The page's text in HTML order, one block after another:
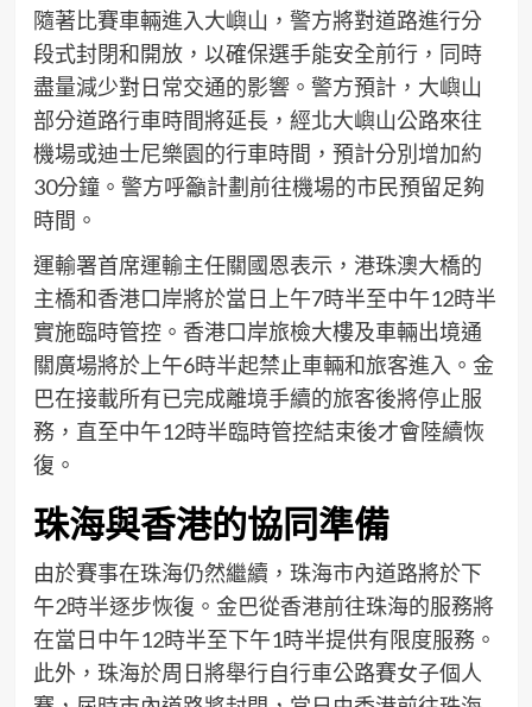
隨著比賽車輛進入大嶼山，警方將對道路進行分
段式封閉和開放，以確保選手能安全前行，同時
盡量減少對日常交通的影響。警方預計，大嶼山
部分道路行車時間將延長，經北大嶼山公路來往
機場或迪士尼樂園的行車時間，預計分別增加約
30分鐘。警方呼籲計劃前往機場的市民預留足夠
時間。
運輸署首席運輸主任關國恩表示，港珠澳大橋的
主橋和香港口岸將於當日上午7時半至中午12時半
實施臨時管控。香港口岸旅檢大樓及車輛出境通
關廣場將於上午6時半起禁止車輛和旅客進入。金
巴在接載所有已完成離境手續的旅客後將停止服
務，直至中午12時半臨時管控結束後才會陸續恢
復。
珠海與香港的協同準備
由於賽事在珠海仍然繼續，珠海市內道路將於下
午2時半逐步恢復。金巴從香港前往珠海的服務將
在當日中午12時半至下午1時半提供有限度服務。
此外，珠海於周日將舉行自行車公路賽女子個人